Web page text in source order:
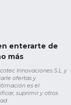
enterarte de
más
Innovaciones S.L. y
ofertas y
es el
suprimir y otros